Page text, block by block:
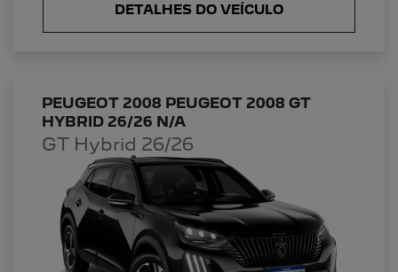
DETALHES DO VEÍCULO
PEUGEOT 2008 PEUGEOT 2008 GT
HYBRID 26/26 N/A
GT Hybrid 26/26